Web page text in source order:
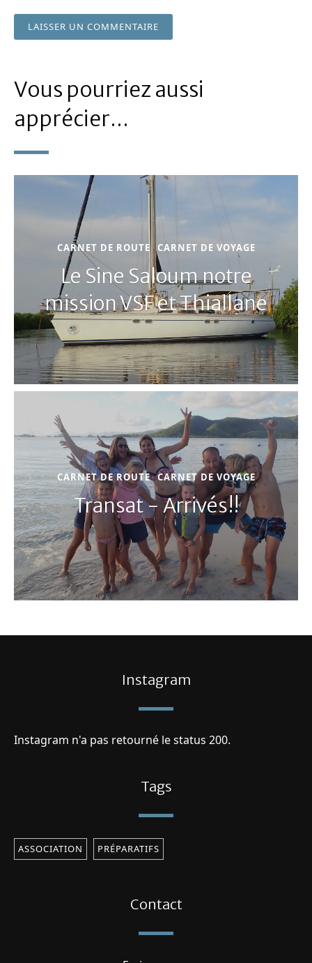
Vous pourriez aussi
apprécier...
CARNET DE ROUTE CARNET DE VOYAGE
Le Sine Saloum notre
mission VSF et Thiallane
CARNET DE ROUTE CARNET DE VOYAGE
Transat - Arrivés!!
Instagram
Instagram n'a pas retourné le status 200.
Tags
ASSOCIATION PRÉPARATIFS
Contact